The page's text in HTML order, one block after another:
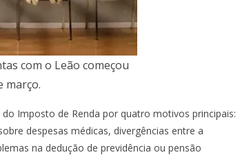
com o Leão começou
março.
Imposto de Renda por quatro motivos principais:
despesas médicas, divergências entre a
na dedução de previdência ou pensão